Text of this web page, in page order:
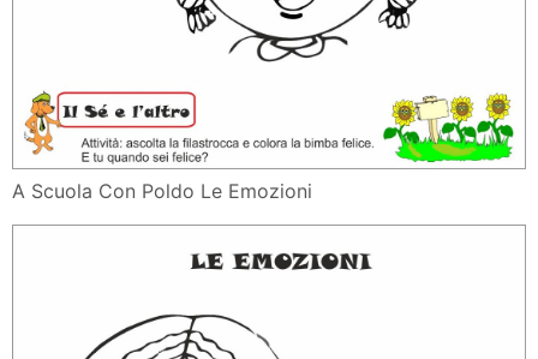
A Scuola Con Poldo Le Emozioni